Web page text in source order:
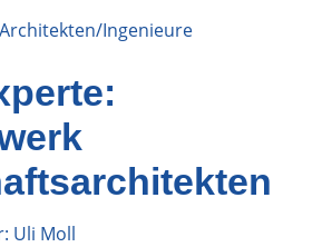
Architekten/Ingenieure
Uli Moll